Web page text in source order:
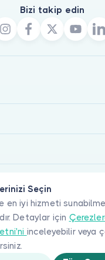
Seçin
en iyi hizmeti
Detaylar için
inceleyebilir veya
Bizi takip edin